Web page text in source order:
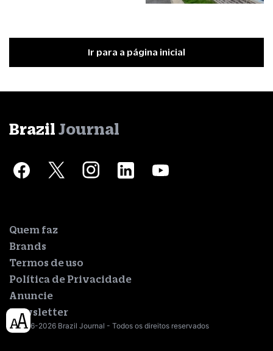
Ir para a página inicial
Brazil Journal
Quem faz
Brands
Termos de uso
Política de Privacidade
Anuncie
Newsletter
© 2016-2026 Brazil Journal - Todos os direitos reservados